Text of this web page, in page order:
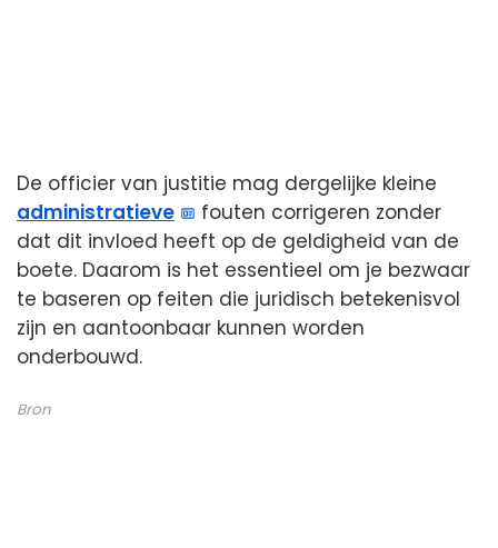
De officier van justitie mag dergelijke kleine
administratieve
fouten corrigeren zonder
dat dit invloed heeft op de geldigheid van de
boete. Daarom is het essentieel om je bezwaar
te baseren op feiten die juridisch betekenisvol
zijn en aantoonbaar kunnen worden
onderbouwd.
Bron